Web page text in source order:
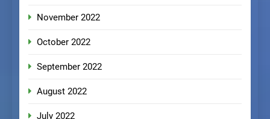
November 2022
October 2022
September 2022
August 2022
July 2022